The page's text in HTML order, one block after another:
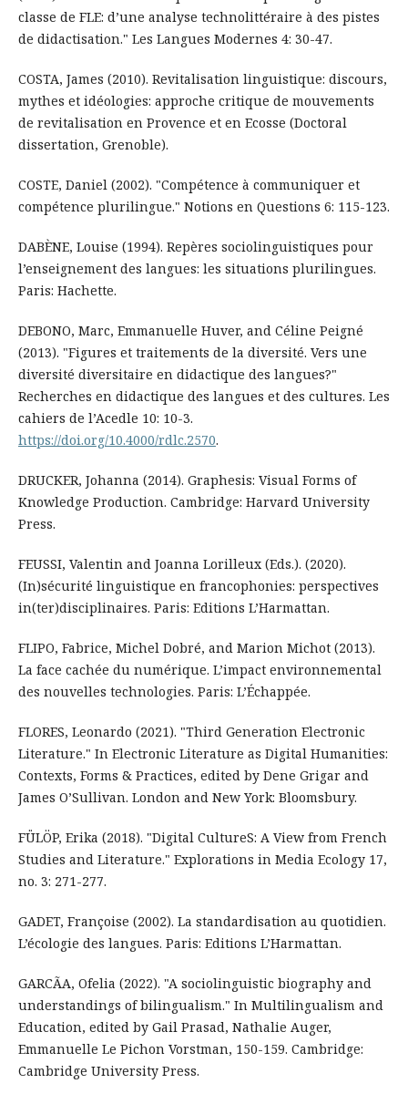
classe de FLE: d’une analyse technolittéraire à des pistes
de didactisation." Les Langues Modernes 4: 30-47.
COSTA, James (2010). Revitalisation linguistique: discours,
mythes et idéologies: approche critique de mouvements
de revitalisation en Provence et en Ecosse (Doctoral
dissertation, Grenoble).
COSTE, Daniel (2002). "Compétence à communiquer et
compétence plurilingue." Notions en Questions 6: 115-123.
DABÈNE, Louise (1994). Repères sociolinguistiques pour
l’enseignement des langues: les situations plurilingues.
Paris: Hachette.
DEBONO, Marc, Emmanuelle Huver, and Céline Peigné
(2013). "Figures et traitements de la diversité. Vers une
diversité diversitaire en didactique des langues?"
Recherches en didactique des langues et des cultures. Les
cahiers de l’Acedle 10: 10-3.
https://doi.org/10.4000/rdlc.2570.
DRUCKER, Johanna (2014). Graphesis: Visual Forms of
Knowledge Production. Cambridge: Harvard University
Press.
FEUSSI, Valentin and Joanna Lorilleux (Eds.). (2020).
(In)sécurité linguistique en francophonies: perspectives
in(ter)disciplinaires. Paris: Editions L’Harmattan.
FLIPO, Fabrice, Michel Dobré, and Marion Michot (2013).
La face cachée du numérique. L’impact environnemental
des nouvelles technologies. Paris: L’Échappée.
FLORES, Leonardo (2021). "Third Generation Electronic
Literature." In Electronic Literature as Digital Humanities:
Contexts, Forms & Practices, edited by Dene Grigar and
James O’Sullivan. London and New York: Bloomsbury.
FÜLÖP, Erika (2018). "Digital CultureS: A View from French
Studies and Literature." Explorations in Media Ecology 17,
no. 3: 271-277.
GADET, Françoise (2002). La standardisation au quotidien.
L’écologie des langues. Paris: Editions L’Harmattan.
GARCÃA, Ofelia (2022). "A sociolinguistic biography and
understandings of bilingualism." In Multilingualism and
Education, edited by Gail Prasad, Nathalie Auger,
Emmanuelle Le Pichon Vorstman, 150-159. Cambridge:
Cambridge University Press.